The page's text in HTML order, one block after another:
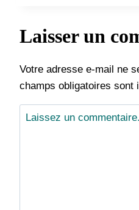
Laisser un
Votre adresse e-mail ne
champs obligatoires sont